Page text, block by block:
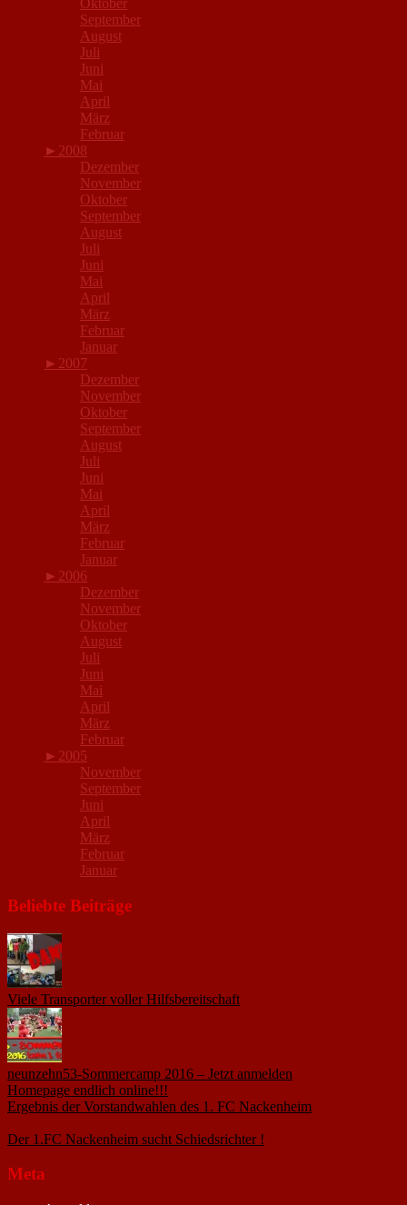
Oktober
September
August
Juli
Juni
Mai
April
März
Februar
► 2008
Dezember
November
Oktober
September
August
Juli
Juni
Mai
April
März
Februar
Januar
► 2007
Dezember
November
Oktober
September
August
Juli
Juni
Mai
April
März
Februar
Januar
► 2006
Dezember
November
Oktober
August
Juli
Juni
Mai
April
März
Februar
► 2005
November
September
Juni
April
März
Februar
Januar
Beliebte Beiträge
Viele Transporter voller Hilfsbereitschaft
neunzehn53-Sommercamp 2016 – Jetzt anmelden
Homepage endlich online!!!
Ergebnis der Vorstandwahlen des 1. FC Nackenheim
Der 1.FC Nackenheim sucht Schiedsrichter !
Meta